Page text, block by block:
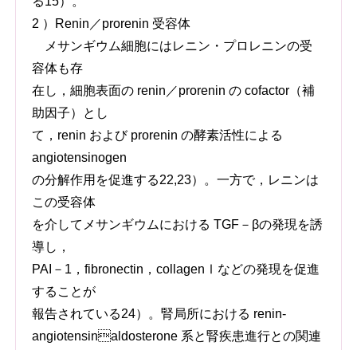
2 ）Renin／prorenin 受容体
メサンギウム細胞にはレニン・プロレニンの受
容体も存
在し，細胞表面の renin／prorenin の cofactor（補
助因子）とし
て，renin および prorenin の酵素活性による
angiotensinogen
の分解作用を促進する22,23）。一方で，レニンは
この受容体
を介してメサンギウムにおける TGF－βの発現を誘
導し，
PAI－1，fibronectin，collagenⅠなどの発現を促進
することが
報告されている24）。腎局所における renin-
angiotensinaldosterone 系と腎疾患進行との関連